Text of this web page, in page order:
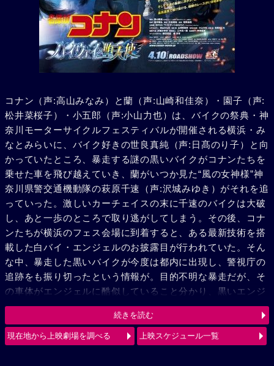
コナン（声:高山みなみ）と蘭（声:山崎和佳奈）・園子（声:
松井菜桜子）・小五郎（声:小山力也）は、バイクの祭典・神
奈川モーターサイクルフェスティバルが開催される横浜・み
なとみらいに、バイク好きの世良真純（声:日髙のり子）と向
かっていたところ、暴走する謎の黒いバイクがコナンたちを
乗せた車を飛び越えていき、蘭がいつか見た“風の女神様”神
奈川県警交通機動隊の萩原千速（声:沢城みゆき）がそれを追
っていった。激しいカーチェイスの末に千速のバイクは大破
し、あと一歩のところで取り逃がしてしまう。その後、コナ
ンたちが横浜のフェス会場に到着すると、ある最新技術を搭
載した白バイ・エンジェルのお披露目が行われていた。そん
な中、暴走した黒いバイクが今度は都内に出現し、警視庁の
追跡をも振り切ったという情報が。目的不明な暴走だが、そ
の車体がエンジェルに酷似していること分かり、黒いエンジ
ェル“ルシファー”と呼び、追跡を続ける。弟の萩原研二（声:
三木眞一郎）とその同期・松田陣平（声:神奈延年）との記憶
が脳裏によぎる千速。風の女神（エンジェル）VS 黒き堕天
続きを読む
現在地から上映劇場を調べる 上映スケジュール一覧